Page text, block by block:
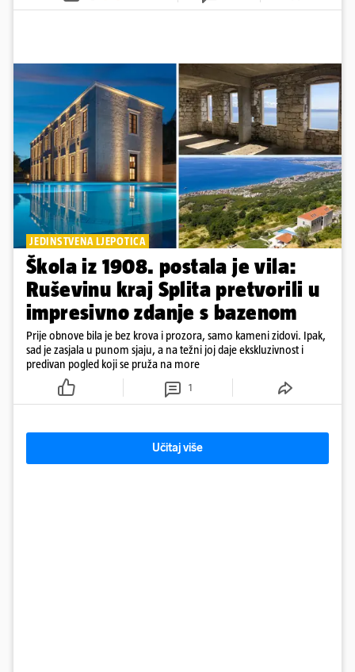
JEDINSTVENA LJEPOTICA
Škola iz 1908. postala je vila:
Ruševinu kraj Splita pretvorili u
impresivno zdanje s bazenom
Prije obnove bila je bez krova i prozora, samo kameni zidovi. Ipak,
sad je zasjala u punom sjaju, a na težni joj daje ekskluzivnost i
predivan pogled koji se pruža na more
1
Učitaj više